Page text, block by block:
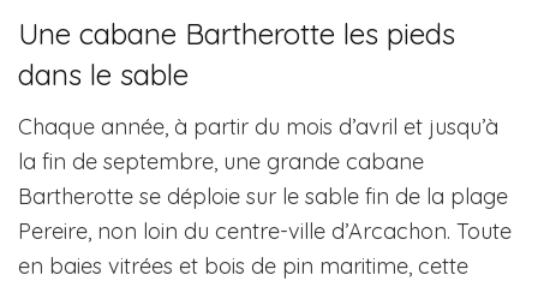
Une cabane Bartherotte les pieds
dans le sable
Chaque année, à partir du mois d’avril et jusqu’à
la fin de septembre, une grande cabane
Bartherotte se déploie sur le sable fin de la plage
Pereire, non loin du centre-ville d’Arcachon. Toute
en baies vitrées et bois de pin maritime, cette